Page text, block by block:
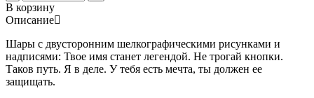
В корзину
Описание
Шары с двусторонним шелкографическими рисунками и
надписями: Твое имя станет легендой. Не трогай кнопки.
Таков путь. Я в деле. У тебя есть мечта, ты должен ее
защищать.